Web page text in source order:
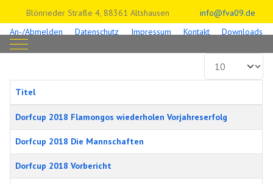
Blönrieder Straße 4, 88361 Altshausen
info@fva09.de
An-/Abmelden
Datenschutz Impressum Kontakt
Downloads
Mobile Menu Toggle
Anzeige #
Titel
Dorfcup 2018 Flamongos wiederholen Vorjahreserfolg
Dorfcup 2018 Die Mannschaften
Dorfcup 2018 Vorbericht